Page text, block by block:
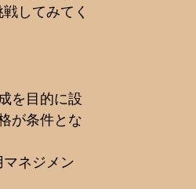
してみてく
を目的に設
が条件とな
ネジメン